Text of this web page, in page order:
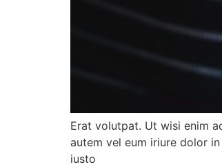
Erat volutpat. Ut wisi enim
autem vel eum iriure dolor
iusto